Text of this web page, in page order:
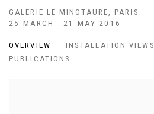
GALERIE LE MINOTAURE, PARIS
25 MARCH - 21 MAY 2016
OVERVIEW INSTALLATION VIEWS
PUBLICATIONS